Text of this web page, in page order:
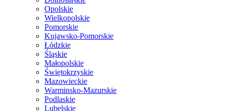
Opolskie
Wielkopolskie
Pomorskie
Kujawsko-Pomorskie
Łódzkie
Śląskie
Małopolskie
Świętokrzyskie
Mazowieckie
Warminsko-Mazurskie
Podlaskie
Lubelskie